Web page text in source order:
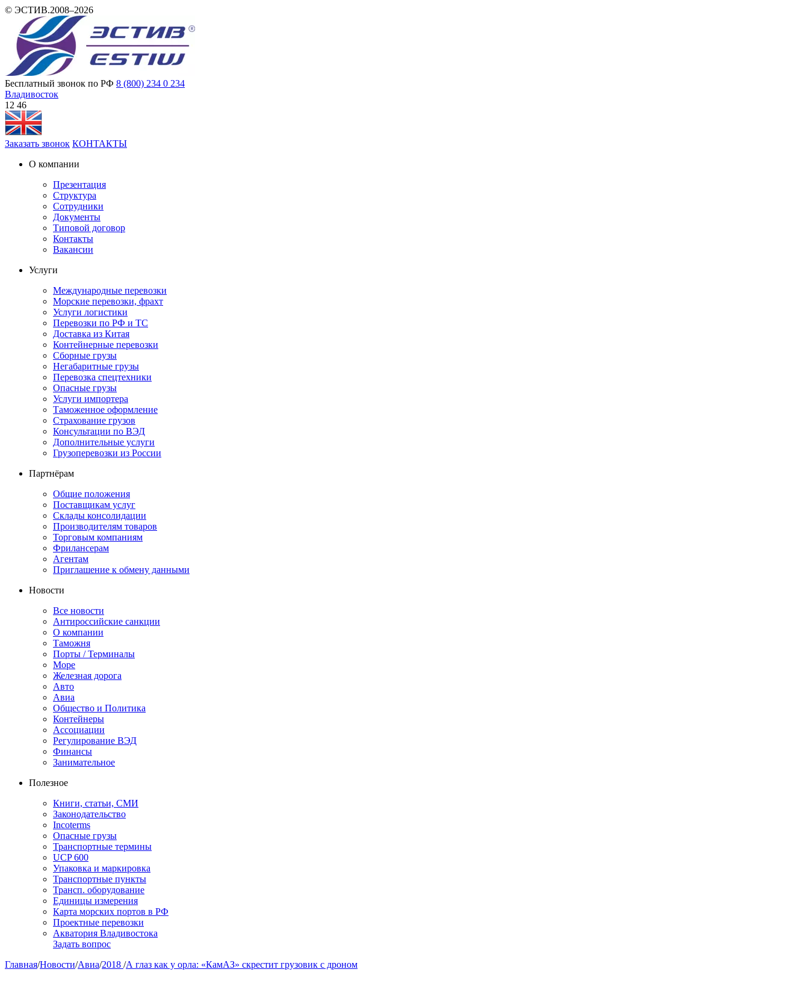
© ЭСТИВ.2008–2026
Бесплатный звонок по РФ 8 (800) 234 0 234
Владивосток
12:46
Заказать звонок КОНТАКТЫ
О компании
Презентация
Структура
Сотрудники
Документы
Типовой договор
Контакты
Вакансии
Услуги
Международные перевозки
Морские перевозки, фрахт
Услуги логистики
Перевозки по РФ и ТС
Доставка из Китая
Контейнерные перевозки
Сборные грузы
Негабаритные грузы
Перевозка спецтехники
Опасные грузы
Услуги импортера
Таможенное оформление
Страхование грузов
Консультации по ВЭД
Дополнительные услуги
Грузоперевозки из России
Партнёрам
Общие положения
Поставщикам услуг
Склады консолидации
Производителям товаров
Торговым компаниям
Фрилансерам
Агентам
Приглашение к обмену данными
Новости
Все новости
Антироссийские санкции
О компании
Таможня
Порты / Терминалы
Море
Железная дорога
Авто
Авиа
Общество и Политика
Контейнеры
Ассоциации
Регулирование ВЭД
Финансы
Занимательное
Полезное
Книги, статьи, СМИ
Законодательство
Incoterms
Опасные грузы
Транспортные термины
UCP 600
Упаковка и маркировка
Транспортные пункты
Трансп. оборудование
Единицы измерения
Карта морских портов в РФ
Проектные перевозки
Акватория Владивостока
Задать вопрос
Главная/Новости/Авиа/2018 /А глаз как у орла: «КамАЗ» скрестит грузовик с дроном